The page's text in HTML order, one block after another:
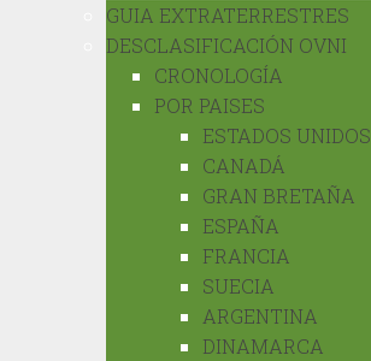
GUIA EXTRATERRESTRES
DESCLASIFICACIÓN OVNI
CRONOLOGÍA
POR PAISES
ESTADOS UNIDOS
CANADÁ
GRAN BRETAÑA
ESPAÑA
FRANCIA
SUECIA
ARGENTINA
DINAMARCA